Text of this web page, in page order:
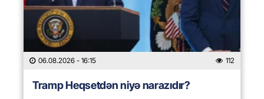
06.08.2026 - 16:15 112
Tramp Heqsetdən niyə narazıdır?